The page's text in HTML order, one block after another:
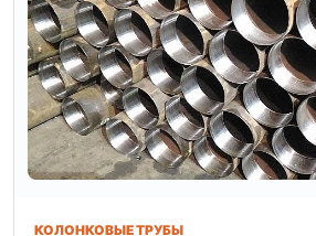
КОЛОНКОВЫЕ ТРУБЫ